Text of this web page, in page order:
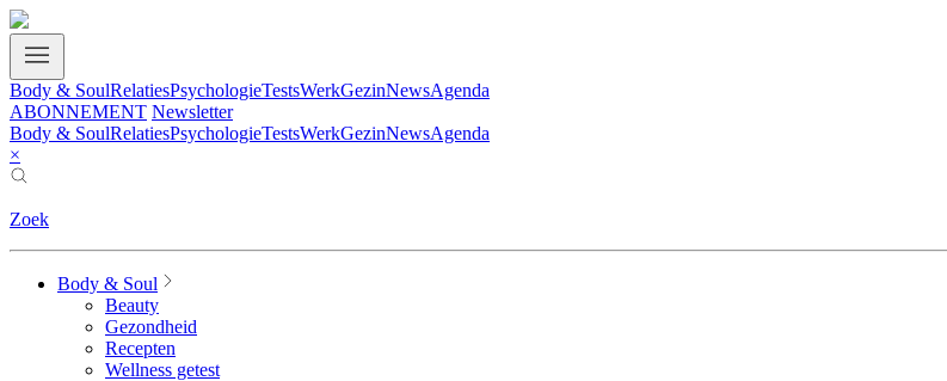
Body & SoulRelatiesPsychologieTestsWerkGezinNewsAgenda
ABONNEMENT Newsletter
Body & SoulRelatiesPsychologieTestsWerkGezinNewsAgenda
×
Zoek
Body & Soul
Beauty
Gezondheid
Recepten
Wellness getest